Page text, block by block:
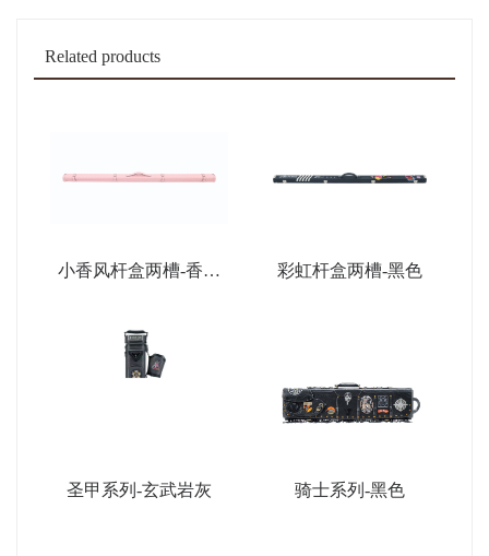
Related products
小香风杆盒两槽-香薰
彩虹杆盒两槽-黑色
圣甲系列-玄武岩灰 骑士系列-黑色